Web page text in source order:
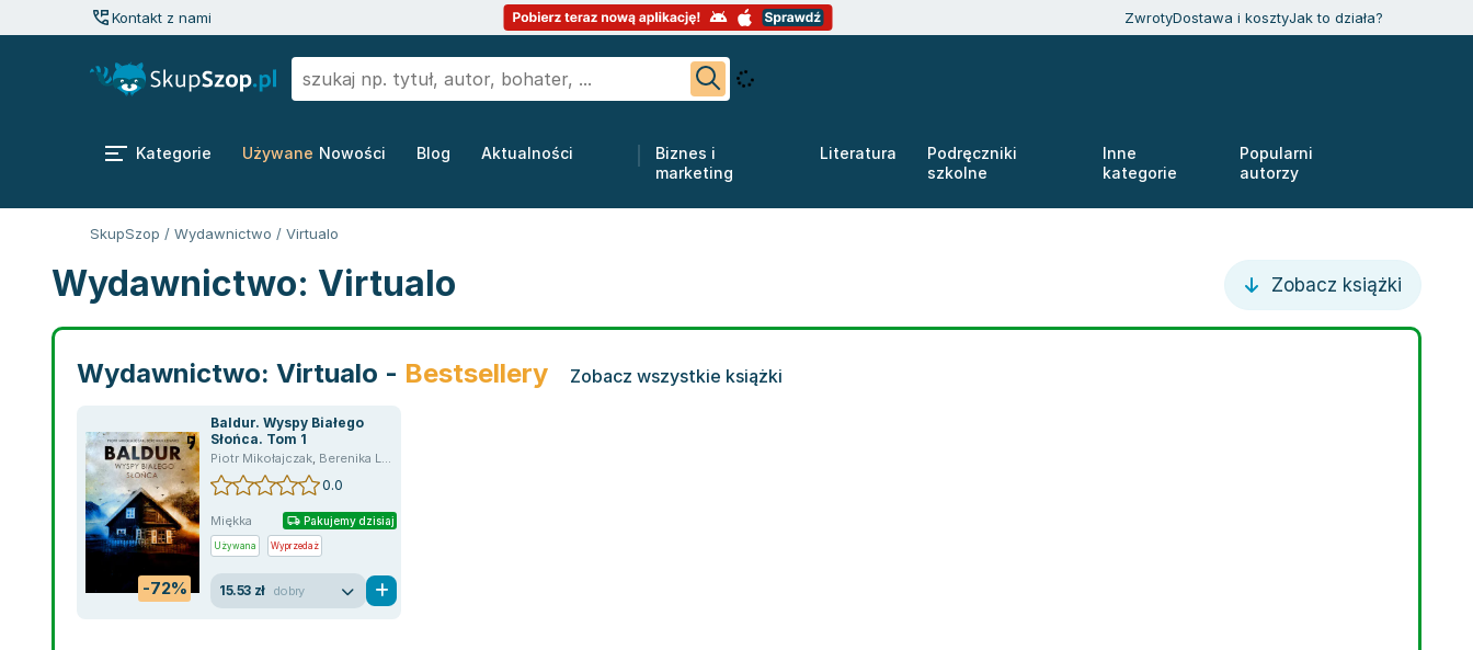
Kontakt z nami ZwrotyDostawa i kosztyJak to działa?
Kategorie Używane Nowości Blog Aktualności
Biznes i
marketing
Literatura
Podręczniki
szkolne
Inne
kategorie
Popularni
autorzy
SkupSzop / Wydawnictwo / Virtualo
Wydawnictwo: Virtualo Zobacz książki
Wydawnictwo: Virtualo - Bestsellery Zobacz wszystkie książki
-72%
Baldur. Wyspy Białego
Słońca. Tom 1
Piotr Mikołajczak, Berenika Lenard
0.0
Miękka Pakujemy dzisiaj
Używana Wyprzedaż
15.53 zł dobry